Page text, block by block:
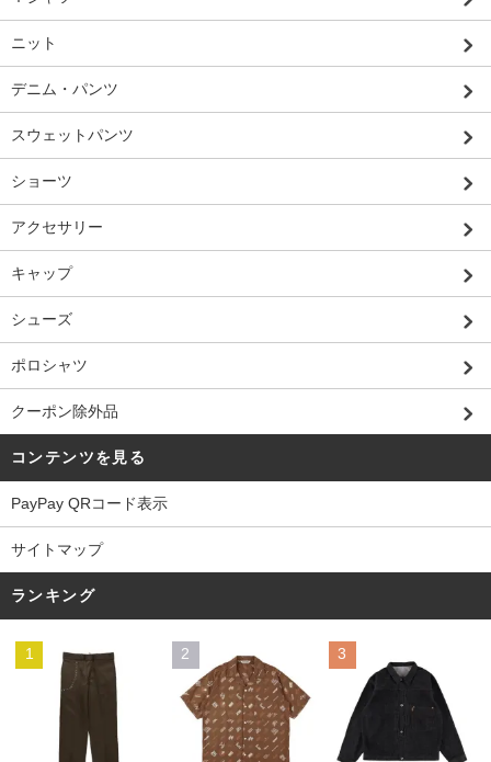
ニット
デニム・パンツ
スウェットパンツ
ショーツ
アクセサリー
キャップ
シューズ
ポロシャツ
クーポン除外品
コンテンツを見る
PayPay QRコード表示
サイトマップ
ランキング
1 2 3